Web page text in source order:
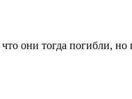
они тогда погибли, но